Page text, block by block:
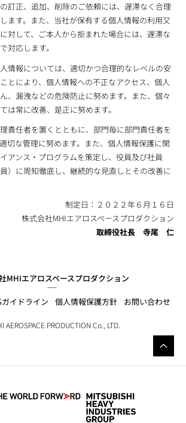
訂正、追加、削除のご依頼には、遅滞なく合理
ます。また、当社が保有する個人情報の利用又
対して、ご本人から拒まれた場合には、遅滞な
対応します。
情報については、適切かつ合理的なレベルの安
とにより、個人情報への不正なアクセス、個人
、漏洩などの危険防止に努めます。また、個々
は常に改善、是正に努めます。
責任者を置くとともに、部門毎に部門責任者を
切な管理に努めます。また、個人情報保護に関
アンス・プログラムを策定し、役員及び社員
員）に周知徹底し、継続的な見直しとその改善に
制定日：２０２２年６月１６日
株式会社MHIエアロスペースプロダクション
取締役社長 寺尾 仁
MHIエアロスペースプロダクション
ガイドライン 個人情報保護方針 お問い合わせ
AEROSPACE PRODUCTION Co., LTD.